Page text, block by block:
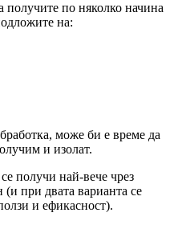
по няколко начина
на:
може би е време да
и изолат.
получи най-вече чрез
при двата варианта се
и ефикасност).